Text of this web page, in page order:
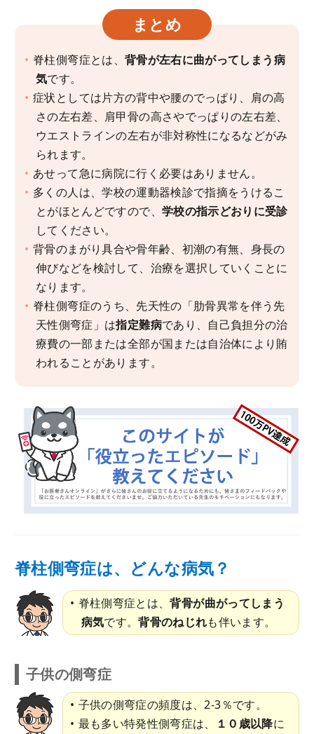
まとめ
脊柱側弯症とは、 背骨が左右に曲がってしまう病
気です。
症状としては片方の背中や腰のでっぱり、肩の高
さの左右差、肩甲骨の高さやでっぱりの左右差、
ウエストラインの左右が非対称性になるなどがみ
られます。
あせって急に病院に行く必要はありません。
多くの人は、学校の運動器検診で指摘をうけるこ
とがほとんどですので、 学校の指示どおりに受診
してください。
背骨のまがり具合や骨年齢、初潮の有無、身長の
伸びなどを検討して、治療を選択していくことに
なります。
脊柱側弯症のうち、先天性の「肋骨異常を伴う先
天性側弯症」は指定難病であり、自己負担分の治
療費の一部または全部が国または自治体により賄
われることがあります。
脊柱側弯症は、どんな病気？
脊柱側弯症とは、背骨が曲がってしまう
病気です。背骨のねじれも伴います。
子供の側弯症
子供の側弯症の頻度は、2-3％です。
最も多い特発性側弯症は、
１０歳以降に